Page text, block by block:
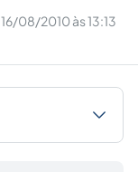
16/08/2010 às 13:13